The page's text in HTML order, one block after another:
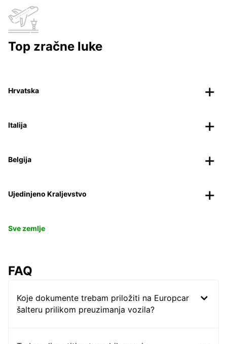
Top zračne luke
Hrvatska
Italija
Belgija
Ujedinjeno Kraljevstvo
Sve zemlje
FAQ
Koje dokumente trebam priložiti na Europcar
šalteru prilikom preuzimanja vozila?